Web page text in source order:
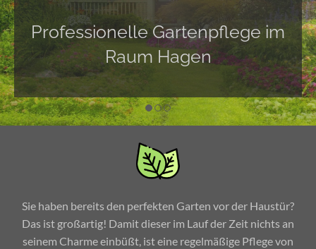
Professionelle Gartenpflege im
Raum Hagen
Professionelle Gartenpflege im
Raum Hagen
Sie haben bereits den perfekten Garten vor der Haustür?
Das ist großartig! Damit dieser im Lauf der Zeit nichts an
seinem Charme einbüßt, ist eine regelmäßige Pflege von